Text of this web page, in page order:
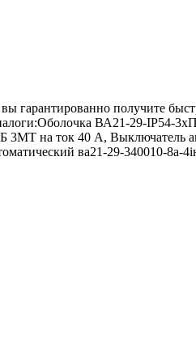
гарантированно получите
ВА21-29-IP54-
на ток 40 A, Выключатель
ва21-29-340010-8а-